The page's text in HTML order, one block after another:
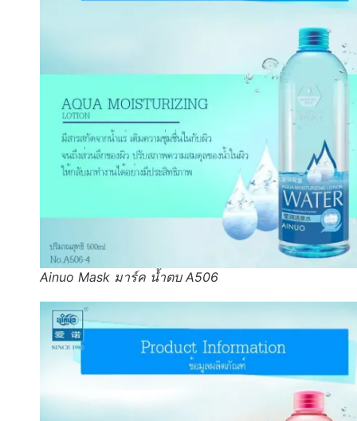
Ainuo Mask มาร์ค น้ำตบ A506